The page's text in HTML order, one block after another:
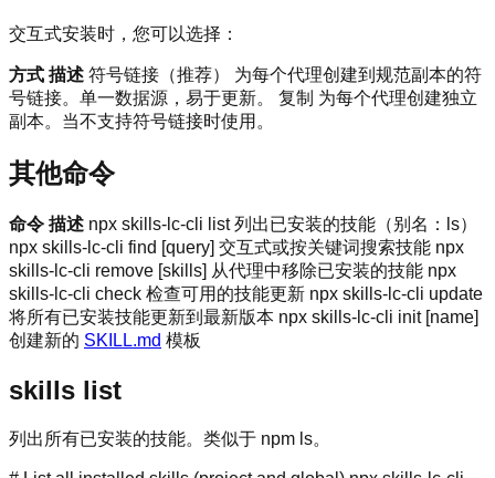
交互式安装时，您可以选择：
方式 描述 符号链接（推荐） 为每个代理创建到规范副本的符
号链接。单一数据源，易于更新。 复制 为每个代理创建独立
副本。当不支持符号链接时使用。
其他命令
命令 描述 npx skills-lc-cli list 列出已安装的技能（别名：ls）
npx skills-lc-cli find [query] 交互式或按关键词搜索技能 npx
skills-lc-cli remove [skills] 从代理中移除已安装的技能 npx
skills-lc-cli check 检查可用的技能更新 npx skills-lc-cli update
将所有已安装技能更新到最新版本 npx skills-lc-cli init [name]
创建新的 SKILL.md 模板
skills list
列出所有已安装的技能。类似于 npm ls。